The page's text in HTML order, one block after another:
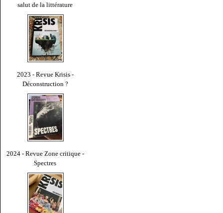
salut de la littérature
2023 - Revue Krisis -
Déconstruction ?
2024 - Revue Zone critique -
Spectres